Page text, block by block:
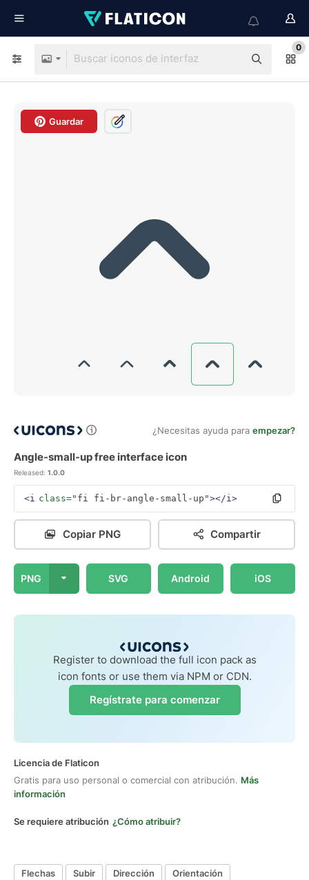
0
Guardar
¿Necesitas ayuda para empezar?
Angle-small-up free interface icon
Released: 1.0.0
<i class="fi fi-br-angle-small-up"></i>
Copiar PNG Compartir
PNG SVG Android iOS
Register to download the full icon pack as
icon fonts or use them via NPM or CDN.
Regístrate para comenzar
Licencia de Flaticon
Gratis para uso personal o comercial con atribución. Más
información
Se requiere atribución ¿Cómo atribuir?
Flechas Subir Dirección
Orientación